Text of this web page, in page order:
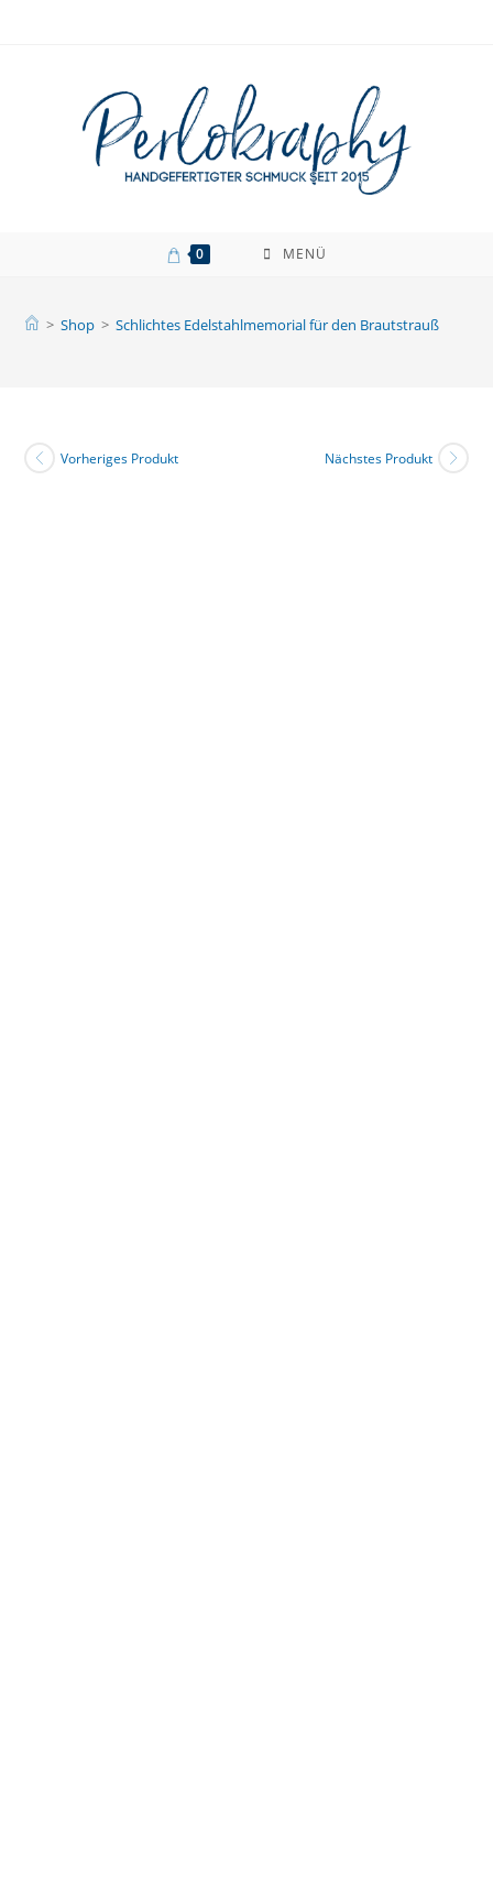
0 MENÜ
> Shop > Schlichtes Edelstahlmemorial für den Brautstrauß
Vorheriges Produkt Nächstes Produkt